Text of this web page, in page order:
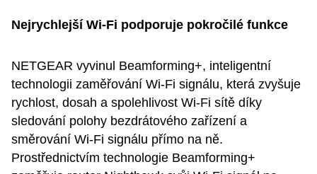
Nejrychlejší Wi-Fi podporuje pokročilé funkce
NETGEAR vyvinul Beamforming+, inteligentní
technologii zaměřování Wi-Fi signálu, která zvyšuje
rychlost, dosah a spolehlivost Wi-Fi sítě díky
sledování polohy bezdrátového zařízení a
směrování Wi-Fi signálu přímo na ně.
Prostřednictvím technologie Beamforming+